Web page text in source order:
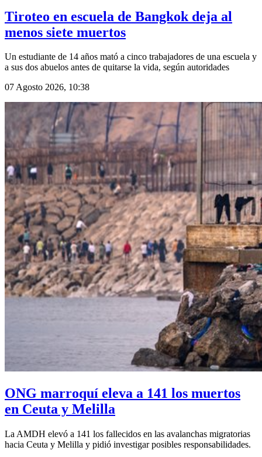
Tiroteo en escuela de Bangkok deja al
menos siete muertos
Un estudiante de 14 años mató a cinco trabajadores de una escuela y
a sus dos abuelos antes de quitarse la vida, según autoridades
07 Agosto 2026, 10:38
ONG marroquí eleva a 141 los muertos
en Ceuta y Melilla
La AMDH elevó a 141 los fallecidos en las avalanchas migratorias
hacia Ceuta y Melilla y pidió investigar posibles responsabilidades.